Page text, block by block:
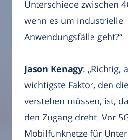
Unterschiede zwischen
wenn es um industrielle
Anwendungsfälle geht?“
Jason Kenagy: „Richtig,
wichtigste Faktor, den
verstehen müssen, ist,
den Zugang dreht. Vor
Mobilfunknetze für